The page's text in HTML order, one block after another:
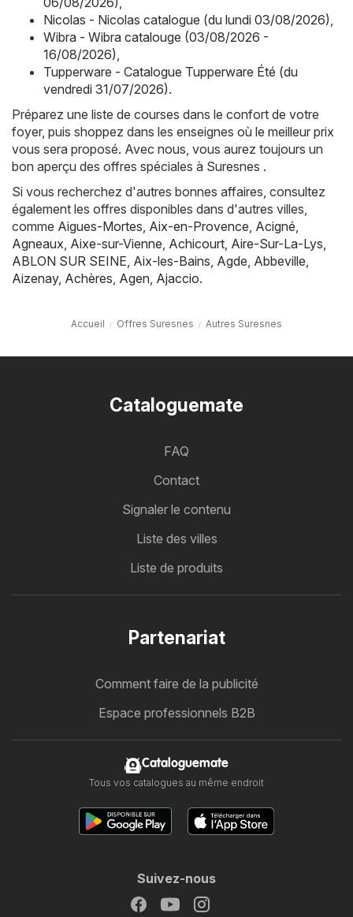
Nicolas - Nicolas catalogue (du lundi 03/08/2026),
Wibra - Wibra catalouge (03/08/2026 -
16/08/2026),
Tupperware - Catalogue Tupperware Été (du
vendredi 31/07/2026).
Préparez une liste de courses dans le confort de votre
foyer, puis shoppez dans les enseignes où le meilleur prix
vous sera proposé. Avec nous, vous aurez toujours un
bon aperçu des offres spéciales à Suresnes .
Si vous recherchez d'autres bonnes affaires, consultez
également les offres disponibles dans d'autres villes,
comme Aigues-Mortes, Aix-en-Provence, Acigné,
Agneaux, Aixe-sur-Vienne, Achicourt, Aire-Sur-La-Lys,
ABLON SUR SEINE, Aix-les-Bains, Agde, Abbeville,
Aizenay, Achères, Agen, Ajaccio.
Accueil Offres Suresnes Autres Suresnes
Cataloguemate
FAQ
Contact
Signaler le contenu
Liste des villes
Liste de produits
Partenariat
Comment faire de la publicité
Espace professionnels B2B
Cataloguemate
Tous vos catalogues au même endroit
Suivez-nous